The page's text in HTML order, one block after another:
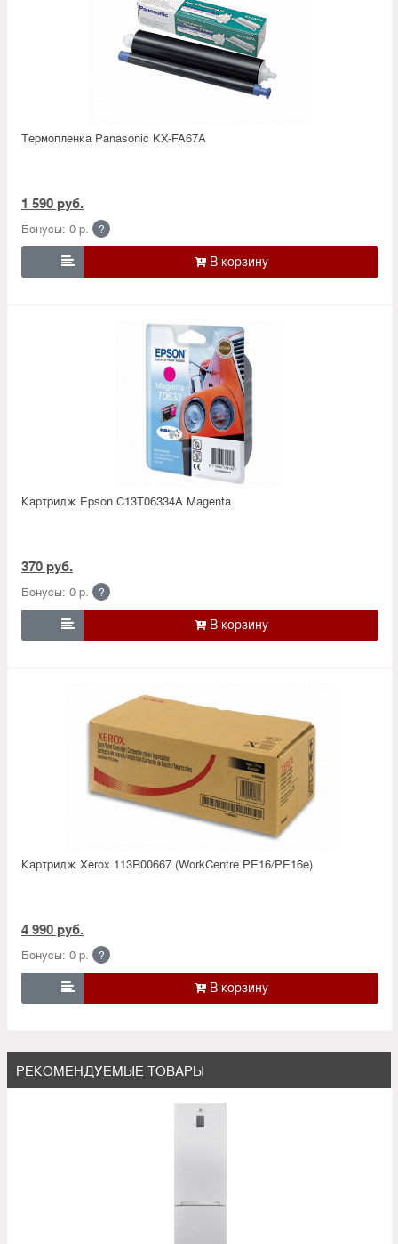
Термопленка Panasonic KX-FA67A
1 590 руб.
Бонусы: 0 р. ?

Картридж Epson C13T06334A Magenta
370 руб.
Бонусы: 0 р. ?

Картридж Xerox 113R00667 (WorkCentre PE16/PE16e)
4 990 руб.
Бонусы: 0 р. ?

РЕКОМЕНДУЕМЫЕ ТОВАРЫ